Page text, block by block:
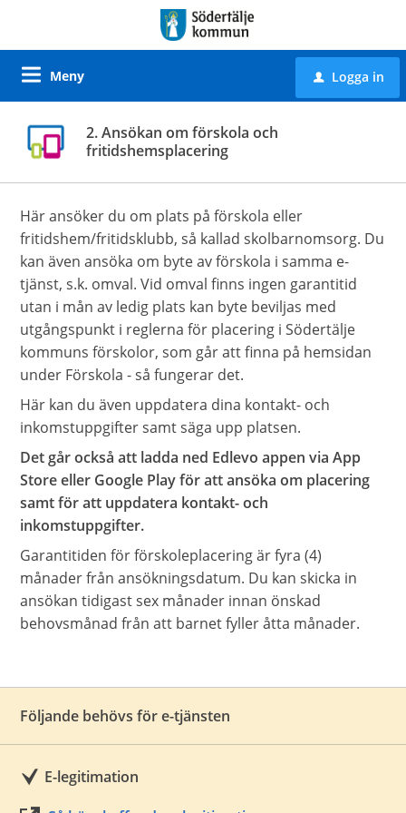
Meny u Logga in
2. Ansökan om förskola och
fritidshemsplacering
Här ansöker du om plats på förskola eller
fritidshem/fritidsklubb, så kallad skolbarnomsorg. Du
kan även ansöka om byte av förskola i samma e-
tjänst, s.k. omval. Vid omval finns ingen garantitid
utan i mån av ledig plats kan byte beviljas med
utgångspunkt i reglerna för placering i Södertälje
kommuns förskolor, som går att finna på hemsidan
under Förskola - så fungerar det.
Här kan du även uppdatera dina kontakt- och
inkomstuppgifter samt säga upp platsen.
Det går också att ladda ned Edlevo appen via App
Store eller Google Play för att ansöka om placering
samt för att uppdatera kontakt- och
inkomstuppgifter.
Garantitiden för förskoleplacering är fyra (4)
månader från ansökningsdatum. Du kan skicka in
ansökan tidigast sex månader innan önskad
behovsmånad från att barnet fyller åtta månader.
Följande behövs för e-tjänsten
E-legitimation